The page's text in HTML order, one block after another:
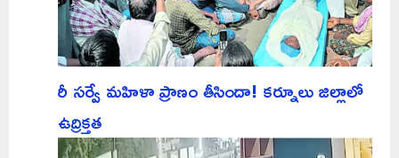
రీ సర్వే మహిళా ప్రాణం తీసిందా! కర్నూలు జిల్లాలో
ఉద్రిక్తత